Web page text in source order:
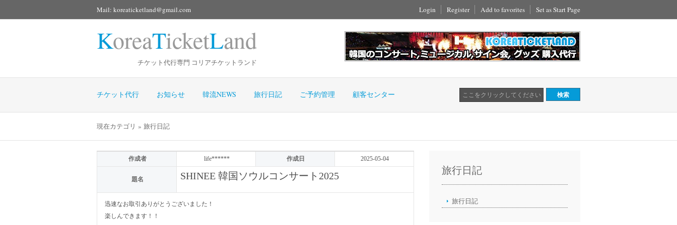
Mail: koreaticketland@gmail.com Login Register Add to favorites Set as Start Page
KoreaTicketLand
チケット代行専門 コリアチケットランド
チケット代行 お知らせ 韓流NEWS 旅行日記 ご予約管理 顧客センター
現在カテゴリ » 旅行日記
作成者 life****** 作成日 2025-05-04
題名 SHINEE 韓国ソウルコンサート2025
迅速なお取引ありがとうございました！
楽しんできます！！
旅行日記
旅行日記